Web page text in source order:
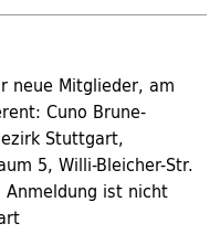
neue Mitglieder, am
Cuno Brune-
Stuttgart,
5, Willi-Bleicher-Str.
ist nicht